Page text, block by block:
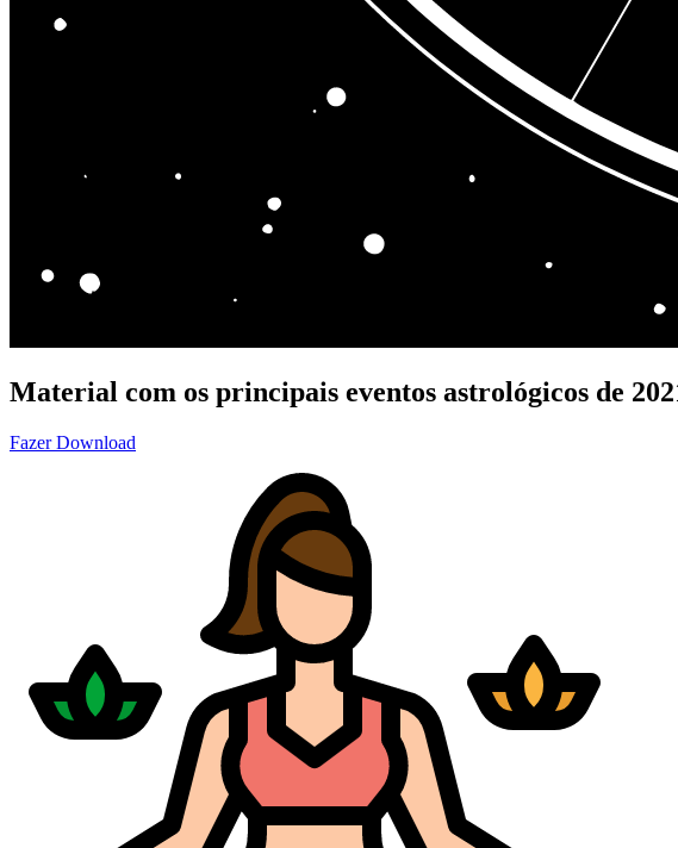
Material com os principais eventos astrológicos de
Fazer Download